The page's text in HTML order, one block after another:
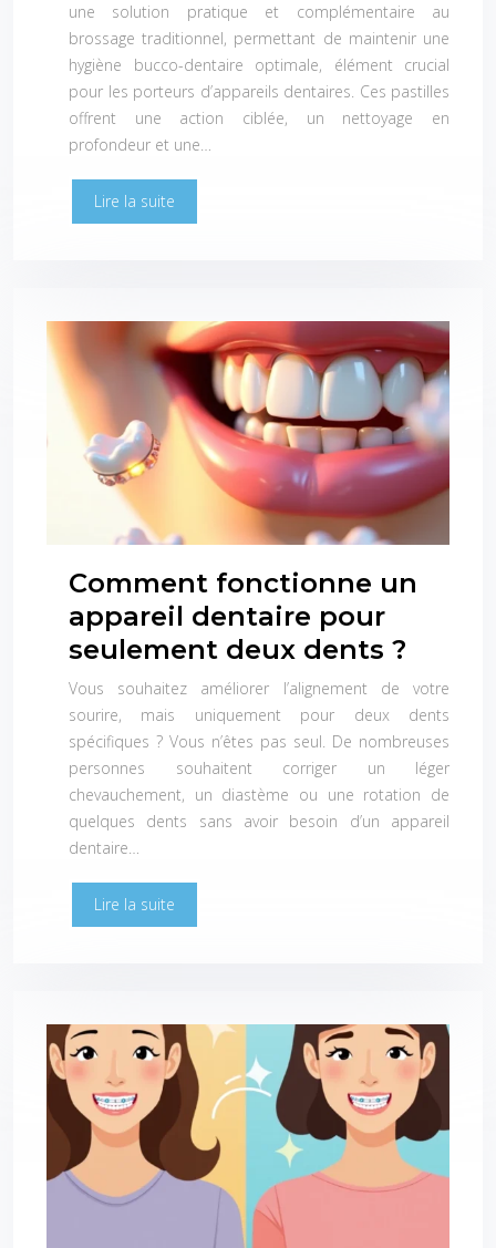
une solution pratique et complémentaire au
brossage traditionnel, permettant de maintenir une
hygiène bucco-dentaire optimale, élément crucial
pour les porteurs d’appareils dentaires. Ces pastilles
offrent une action ciblée, un nettoyage en
profondeur et une…
Lire la suite
Comment fonctionne un
appareil dentaire pour
seulement deux dents ?
Vous souhaitez améliorer l’alignement de votre
sourire, mais uniquement pour deux dents
spécifiques ? Vous n’êtes pas seul. De nombreuses
personnes souhaitent corriger un léger
chevauchement, un diastème ou une rotation de
quelques dents sans avoir besoin d’un appareil
dentaire…
Lire la suite